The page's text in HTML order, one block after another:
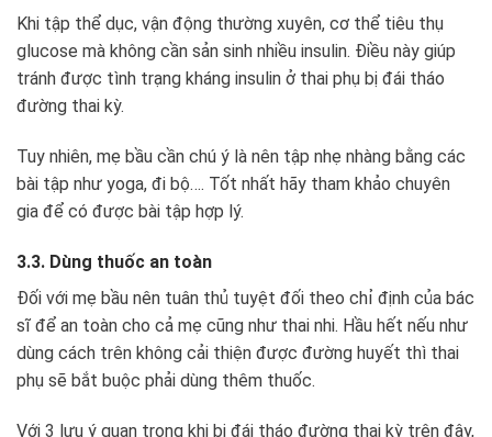
Khi tập thể dục, vận động thường xuyên, cơ thể tiêu thụ
glucose mà không cần sản sinh nhiều insulin. Điều này giúp
tránh được tình trạng kháng insulin ở thai phụ bị đái tháo
đường thai kỳ.
Tuy nhiên, mẹ bầu cần chú ý là nên tập nhẹ nhàng bằng các
bài tập như yoga, đi bộ…. Tốt nhất hãy tham khảo chuyên
gia để có được bài tập hợp lý.
3.3. Dùng thuốc an toàn
Đối với mẹ bầu nên tuân thủ tuyệt đối theo chỉ định của bác
sĩ để an toàn cho cả mẹ cũng như thai nhi. Hầu hết nếu như
dùng cách trên không cải thiện được đường huyết thì thai
phụ sẽ bắt buộc phải dùng thêm thuốc.
Với 3 lưu ý quan trọng khi bị đái tháo đường thai kỳ trên đây,